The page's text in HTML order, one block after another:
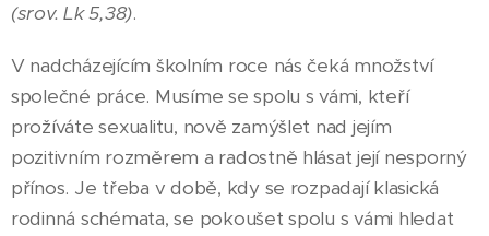
(srov. Lk 5,38).
V nadcházejícím školním roce nás čeká množství
společné práce. Musíme se spolu s vámi, kteří
prožíváte sexualitu, nově zamýšlet nad jejím
pozitivním rozměrem a radostně hlásat její nesporný
přínos. Je třeba v době, kdy se rozpadají klasická
rodinná schémata, se pokoušet spolu s vámi hledat